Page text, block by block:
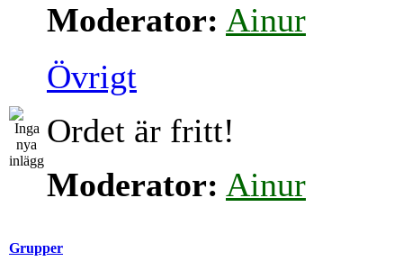
Moderator: Ainur
Övrigt
Ordet är fritt!
Moderator: Ainur
Grupper